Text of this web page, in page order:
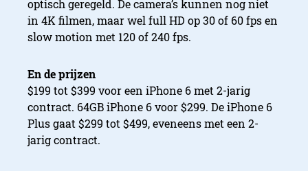
optisch geregeld. De camera’s kunnen nog niet
in 4K filmen, maar wel full HD op 30 of 60 fps en
slow motion met 120 of 240 fps.
En de prijzen
$199 tot $399 voor een iPhone 6 met 2-jarig
contract. 64GB iPhone 6 voor $299. De iPhone 6
Plus gaat $299 tot $499, eveneens met een 2-
jarig contract.